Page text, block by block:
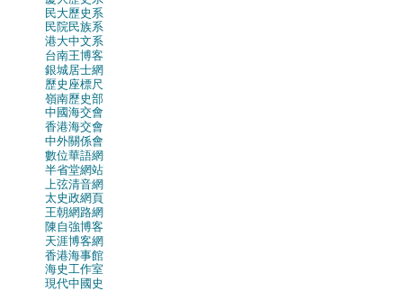
民大歷史系
民院民族系
港大中文系
台南王博客
銀城居士網
歷史座標尺
嶺南歷史部
中國海交會
香港海交會
中外關係會
數位華語網
半省堂網站
上弦清音網
太史政網頁
王朝網路網
陳自強博客
天涯博客網
香港海事館
海史工作室
現代中國史